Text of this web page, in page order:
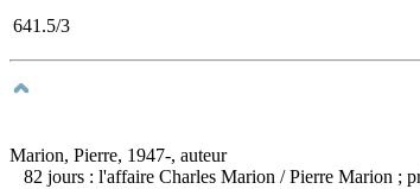
641.5/3
Marion, Pierre, 1947-, auteur
82 jours : l'affaire Charles Marion / Pierre Marion ;